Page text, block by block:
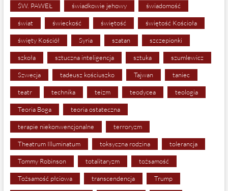
ŚW. PAWEŁ świadkowie jehowy świadomość
świat świeckość świętość świętość Kościoła
święty Kościół Syria szatan szczepionki
szkoła sztuczna inteligencja sztuka szumlewicz
Szwecja tadeusz kościuszko Tajwan taniec
teatr technika teizm teodycea teologia
Teoria Boga teoria ostateczna
terapie niekonwencjonalne terroryzm
Theatrum Illuminatum toksyczna rodzina tolerancja
Tommy Robinson totalitaryzm tożsamość
Tożsamość płciowa transcendencja Trump